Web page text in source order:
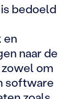
bedoeld
en
naar de
om
software